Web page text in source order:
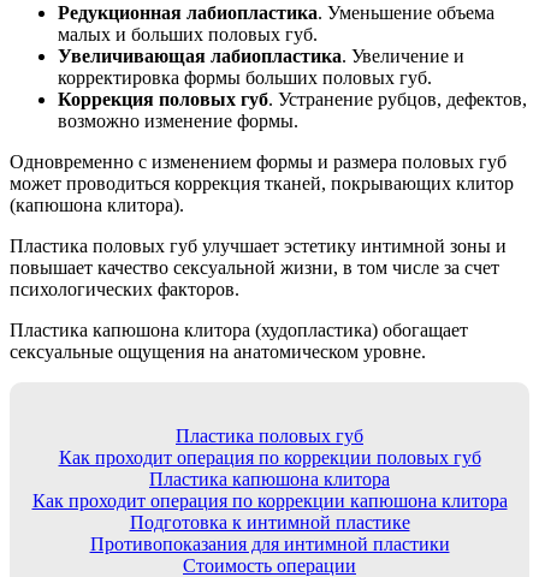
Редукционная лабиопластика. Уменьшение объема
малых и больших половых губ.
Увеличивающая лабиопластика. Увеличение и
корректировка формы больших половых губ.
Коррекция половых губ. Устранение рубцов, дефектов,
возможно изменение формы.
Одновременно с изменением формы и размера половых губ
может проводиться коррекция тканей, покрывающих клитор
(капюшона клитора).
Пластика половых губ улучшает эстетику интимной зоны и
повышает качество сексуальной жизни, в том числе за счет
психологических факторов.
Пластика капюшона клитора (худопластика) обогащает
сексуальные ощущения на анатомическом уровне.
Пластика половых губ
Как проходит операция по коррекции половых губ
Пластика капюшона клитора
Как проходит операция по коррекции капюшона клитора
Подготовка к интимной пластике
Противопоказания для интимной пластики
Стоимость операции